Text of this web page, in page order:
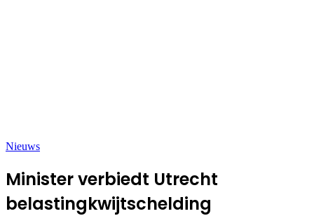
Nieuws
Minister verbiedt Utrecht
belastingkwijtschelding